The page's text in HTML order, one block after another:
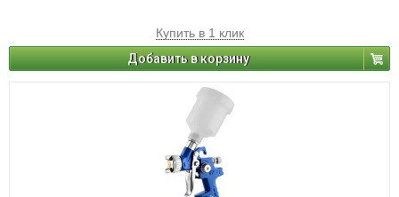
Купить в 1 клик
Добавить в корзину